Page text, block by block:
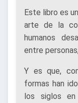
Este libro es
arte de la
humanos
entre
Y es que,
formas han
los siglos